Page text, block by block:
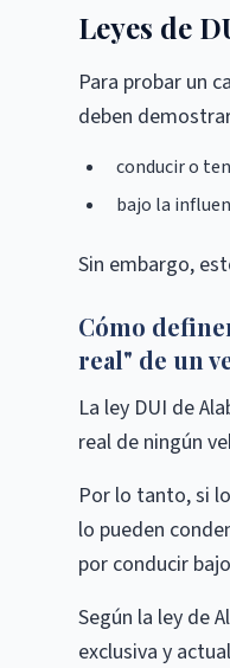
Leyes de
Para probar un
deben
conducir o
bajo la
Sin embargo,
Cómo
real" de un
La ley DUI de
real de ningún
Por lo tanto, si
lo pueden
por conducir
Según la ley de
exclusiva y